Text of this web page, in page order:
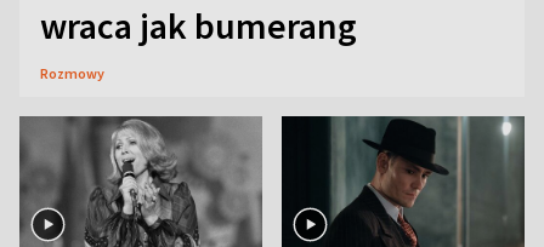
wraca jak bumerang
Rozmowy